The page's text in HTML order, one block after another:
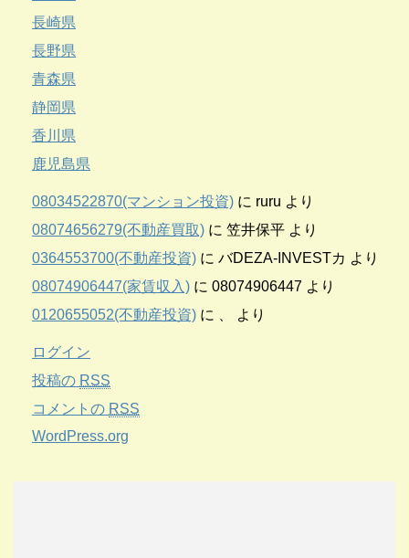
長崎県
長野県
青森県
静岡県
香川県
鹿児島県
08034522870(マンション投資) に ruru より
08074656279(不動産買取) に 笠井保平 より
0364553700(不動産投資) に バDEZA-INVESTカ より
08074906447(家賃収入) に 08074906447 より
0120655052(不動産投資) に より
ログイン
投稿の RSS
コメントの RSS
WordPress.org